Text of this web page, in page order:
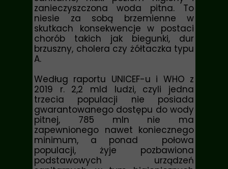
zanieczyszczona woda pitna. To
niesie za sobą brzemienne w
skutkach konsekwencje w postaci
chorób takich jak biegunki, dur
brzuszny, cholera czy żółtaczka typu
A.
Według raportu UNICEF-u i WHO z
2019 r. 2,2 mld ludzi, czyli jedna
trzecia populacji nie posiada
gwarantowanego dostępu do wody
pitnej, 785 mln nie ma
zapewnionego nawet koniecznego
minimum, a ponad połowa
populacji, żyje pozbawiona
podstawowych urządzeń